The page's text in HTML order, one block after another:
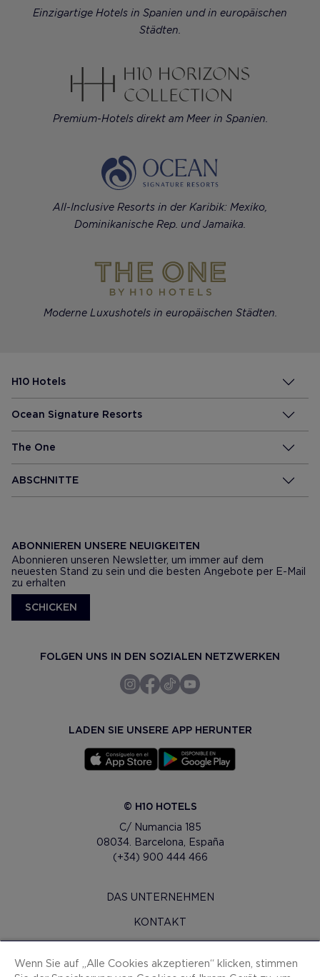
Einzigartige Hotels in Spanien und in europäischen
Städten.
Premium-Hotels direkt am Meer in Spanien.
All-Inclusive Resorts in der Karibik: Mexiko,
Dominikanische Rep. und Jamaika.
Moderne Luxushotels in europäischen Städten.
H10 Hotels
Ocean Signature Resorts
The One
ABSCHNITTE
ABONNIEREN UNSERE NEUIGKEITEN
Abonnieren unseren Newsletter, um immer auf dem
neuesten Stand zu sein und die besten Angebote per E-Mail
zu erhalten
SCHICKEN
FOLGEN UNS IN DEN SOZIALEN NETZWERKEN
LADEN SIE UNSERE APP HERUNTER
© H10 HOTELS
C/ Numancia 185
08034. Barcelona, España
(+34) 900 444 466
DAS UNTERNEHMEN
KONTAKT
PRESSERAUM
Wenn Sie auf „Alle Cookies akzeptieren“ klicken, stimmen